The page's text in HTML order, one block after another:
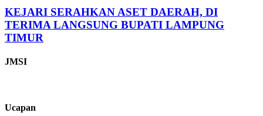
KEJARI SERAHKAN ASET DAERAH, DI
TERIMA LANGSUNG BUPATI LAMPUNG
TIMUR
JMSI
Ucapan